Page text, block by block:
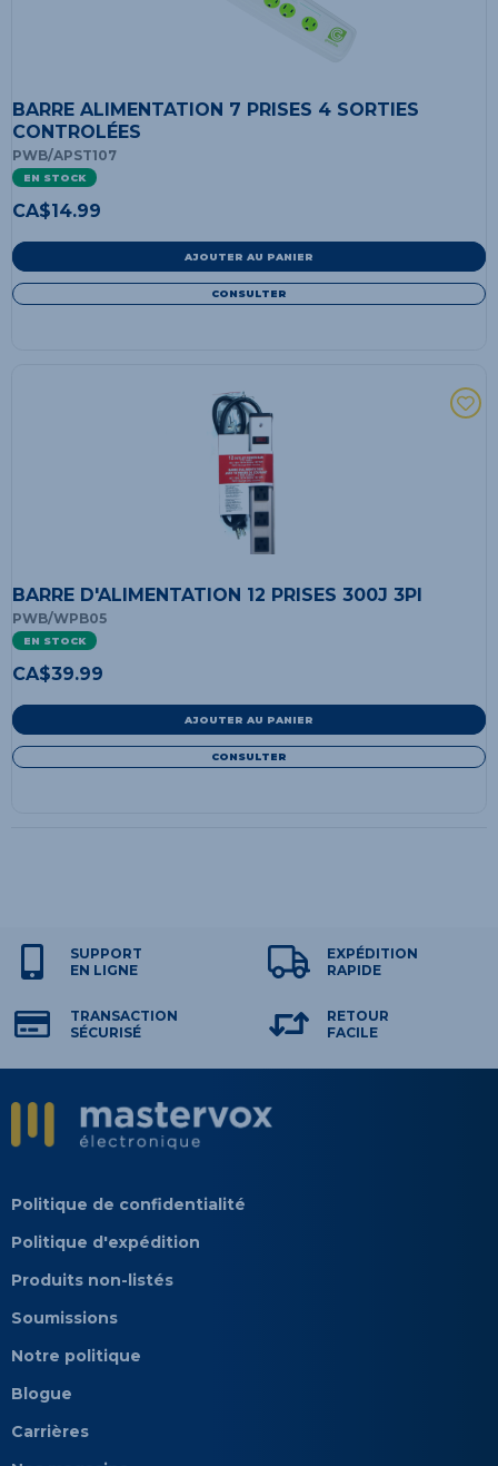
BARRE ALIMENTATION 7 PRISES 4 SORTIES
CONTROLÉES
PWB/APST107
EN STOCK
CA$14.99
AJOUTER AU PANIER
CONSULTER
BARRE D'ALIMENTATION 12 PRISES 300J 3PI
PWB/WPB05
EN STOCK
CA$39.99
AJOUTER AU PANIER
CONSULTER
SUPPORT
EN LIGNE
EXPÉDITION
RAPIDE
TRANSACTION
SÉCURISÉ
RETOUR
FACILE
Politique de confidentialité
Politique d'expédition
Produits non-listés
Soumissions
Notre politique
Blogue
Carrières